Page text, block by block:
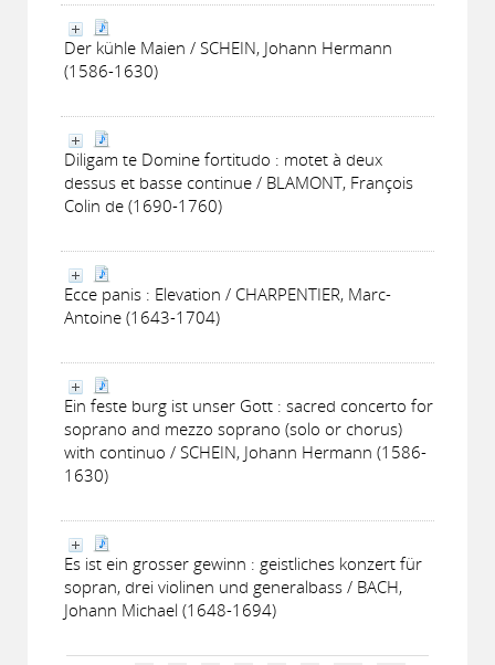
Der kühle Maien / SCHEIN, Johann Hermann
(1586-1630)
Diligam te Domine fortitudo : motet à deux
dessus et basse continue / BLAMONT, François
Colin de (1690-1760)
Ecce panis : Elevation / CHARPENTIER, Marc-
Antoine (1643-1704)
Ein feste burg ist unser Gott : sacred concerto for
soprano and mezzo soprano (solo or chorus)
with continuo / SCHEIN, Johann Hermann (1586-
1630)
Es ist ein grosser gewinn : geistliches konzert für
sopran, drei violinen und generalbass / BACH,
Johann Michael (1648-1694)